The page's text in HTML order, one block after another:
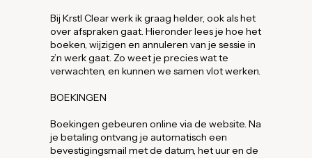
Bij Krstl Clear werk ik graag helder, ook als het
over afspraken gaat. Hieronder lees je hoe het
boeken, wijzigen en annuleren van je sessie in
z’n werk gaat. Zo weet je precies wat te
verwachten, en kunnen we samen vlot werken.
BOEKINGEN
Boekingen gebeuren online via de website. Na
je betaling ontvang je automatisch een
bevestigingsmail met de datum, het uur en de